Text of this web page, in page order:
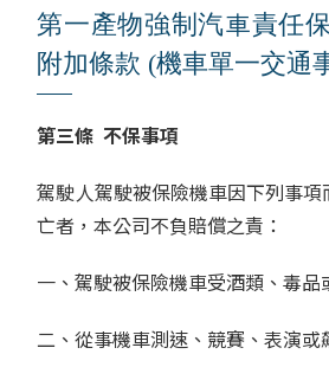
第一產物強制汽車責任
附加條款 (機車單一交通
第三條 不保事項
駕駛人駕駛被保險機車因下列事
亡者，本公司不負賠償之責：
一、駕駛被保險機車受酒類、毒品
二、從事機車測速、競賽、表演或